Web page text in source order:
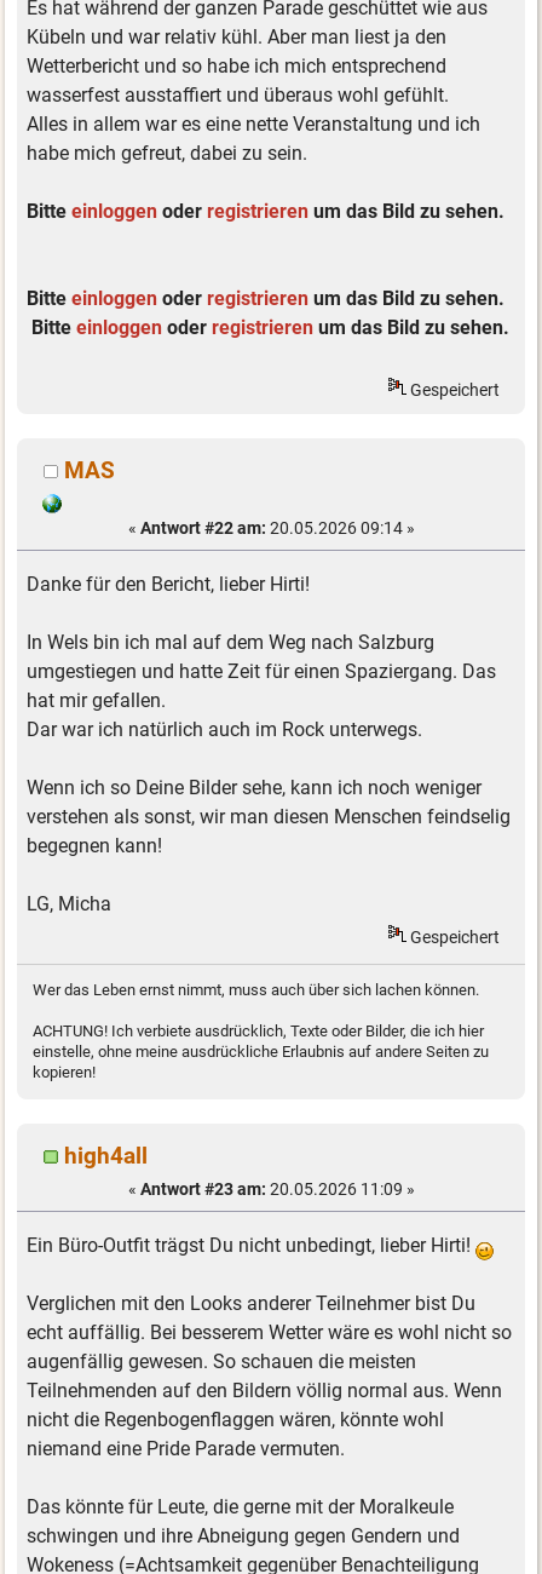
Es hat während der ganzen Parade geschüttet wie aus
Kübeln und war relativ kühl. Aber man liest ja den
Wetterbericht und so habe ich mich entsprechend
wasserfest ausstaffiert und überaus wohl gefühlt.
Alles in allem war es eine nette Veranstaltung und ich
habe mich gefreut, dabei zu sein.
Bitteeinloggen oderregistrieren um das Bild zu sehen.
Bitteeinloggen oderregistrieren um das Bild zu sehen.
Bitteeinloggen oderregistrieren um das Bild zu sehen.
Gespeichert
MAS
« Antwort #22 am: 20.05.2026 09:14 »
Danke für den Bericht, lieber Hirti!
In Wels bin ich mal auf dem Weg nach Salzburg
umgestiegen und hatte Zeit für einen Spaziergang. Das
hat mir gefallen.
Dar war ich natürlich auch im Rock unterwegs.
Wenn ich so Deine Bilder sehe, kann ich noch weniger
verstehen als sonst, wir man diesen Menschen feindselig
begegnen kann!
LG, Micha
Gespeichert
Wer das Leben ernst nimmt, muss auch über sich lachen können.
ACHTUNG! Ich verbiete ausdrücklich, Texte oder Bilder, die ich hier
einstelle, ohne meine ausdrückliche Erlaubnis auf andere Seiten zu
kopieren!
high4all
« Antwort #23 am: 20.05.2026 11:09 »
Ein Büro-Outfit trägst Du nicht unbedingt, lieber Hirti!
Verglichen mit den Looks anderer Teilnehmer bist Du
echt auffällig. Bei besserem Wetter wäre es wohl nicht so
augenfällig gewesen. So schauen die meisten
Teilnehmenden auf den Bildern völlig normal aus. Wenn
nicht die Regenbogenflaggen wären, könnte wohl
niemand eine Pride Parade vermuten.
Das könnte für Leute, die gerne mit der Moralkeule
schwingen und ihre Abneigung gegen Gendern und
Wokeness (=Achtsamkeit gegenüber Benachteiligung